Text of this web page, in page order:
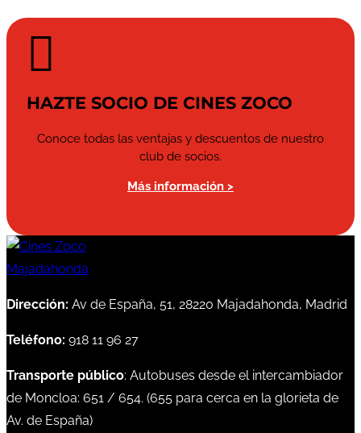

HAZTE SOCIO DE CINES ZOCO
Conoce todas las ventajas y descuentos de nuestro
club de socios.
Más información >
Dirección: Av de España, 51, 28220 Majadahonda, Madrid
Teléfono: 918 11 96 27
Transporte público: Autobuses desde el intercambiador
de Moncloa: 651 / 654. (655 para cerca en la glorieta de
Av. de España)